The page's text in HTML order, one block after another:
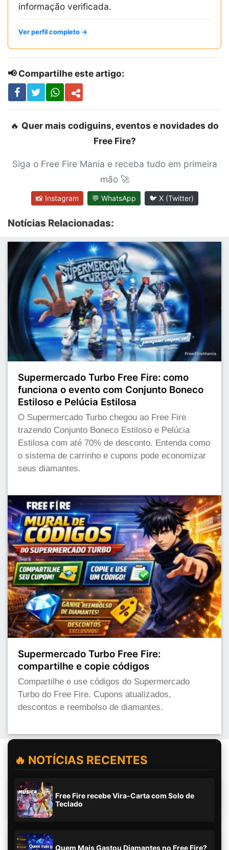
informação verificada.
Ver perfil completo →
📢 Compartilhe este artigo:
🔥 Quer mais codiguins, eventos e novidades do
Free Fire?
Siga o Free Fire Mania e receba tudo em primeira
mão 🚀
📸 Instagram 💬 WhatsApp 🐦 X (Twitter)
Notícias Relacionadas:
Supermercado Turbo Free Fire: como
funciona o evento com Conjunto Boneco
Estiloso e Pelúcia Estilosa
O Supermercado Turbo chegou ao Free Fire
trazendo Conjunto Boneco Estiloso e Pelúcia
Estilosa com até 70% de desconto. Entenda como
o sistema de carrinho e cupons pode economizar
seus diamantes.
Supermercado Turbo Free Fire:
compartilhe e copie códigos
Compartilhe e use códigos do Supermercado
Turbo do Free Fire. Cupons atualizados,
descontos e reembolso de diamantes.
🔥 NOTÍCIAS RECENTES
Free Fire recebe Vira-Carta com Solo de
Teclado
Quem Mais Gastou Diamantes no Free Fire?